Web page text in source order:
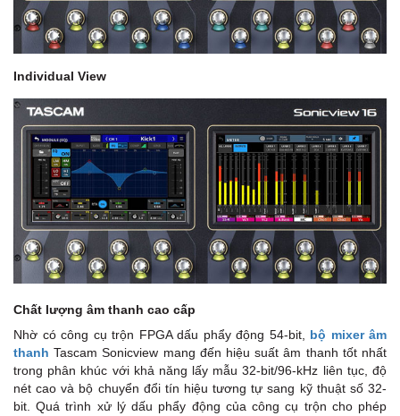
Individual View
Chất lượng âm thanh cao cấp
Nhờ có công cụ trộn FPGA dấu phẩy động 54-bit, bộ mixer âm
thanh Tascam Sonicview mang đến hiệu suất âm thanh tốt nhất
trong phân khúc với khả năng lấy mẫu 32-bit/96-kHz liên tục, độ
nét cao và bộ chuyển đổi tín hiệu tương tự sang kỹ thuật số 32-
bit. Quá trình xử lý dấu phẩy động của công cụ trộn cho phép